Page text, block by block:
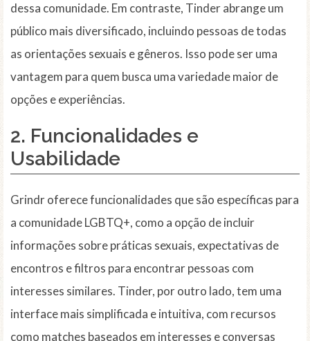
dessa comunidade. Em contraste, Tinder abrange um
público mais diversificado, incluindo pessoas de todas
as orientações sexuais e gêneros. Isso pode ser uma
vantagem para quem busca uma variedade maior de
opções e experiências.
2. Funcionalidades e
Usabilidade
Grindr oferece funcionalidades que são específicas para
a comunidade LGBTQ+, como a opção de incluir
informações sobre práticas sexuais, expectativas de
encontros e filtros para encontrar pessoas com
interesses similares. Tinder, por outro lado, tem uma
interface mais simplificada e intuitiva, com recursos
como matches baseados em interesses e conversas